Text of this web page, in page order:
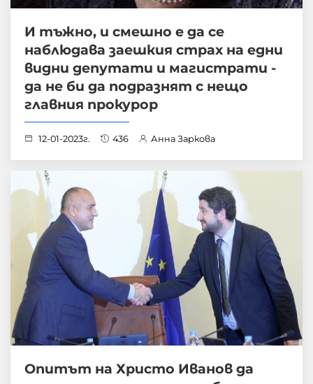
И тъжно, и смешно е да се
наблюдава заешкия страх на едни
видни депутати и магистрати -
да не би да подразнят с нещо
главния прокурор
12-01-2023г. 436 Анна Заркова
Oпитът на Христо Иванов да